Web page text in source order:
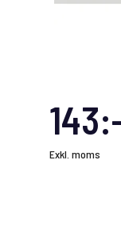
Exkl. moms